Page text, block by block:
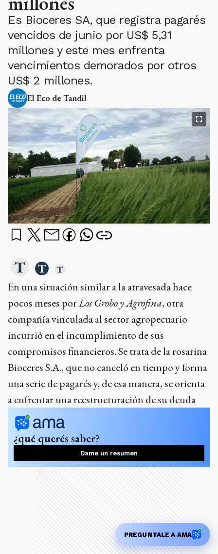
Es Bioceres SA, que registra pagarés
vencidos de junio por US$ 5,31
millones y este mes enfrenta
vencimientos demorados por otros
US$ 2 millones.
El Eco de Tandil
En una situación similar a la atravesada hace
pocos meses porLos Grobo y Agrofina, otra
compañía vinculada al sector agropecuario
incurrió en el incumplimiento de sus
compromisos financieros. Se trata de la rosarina
Bioceres S.A., que no canceló en tiempo y forma
una serie de pagarés y, de esa manera, se orienta
a enfrentar una reestructuración de su deuda
¿qué querés saber?
Dame un resumen
Ads
PREGUNTALE A AMA